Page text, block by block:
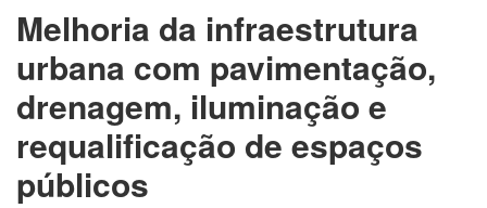
para
busca
Melhoria da infraestrutura
urbana com pavimentação,
drenagem, iluminação e
requalificação de espaços
públicos